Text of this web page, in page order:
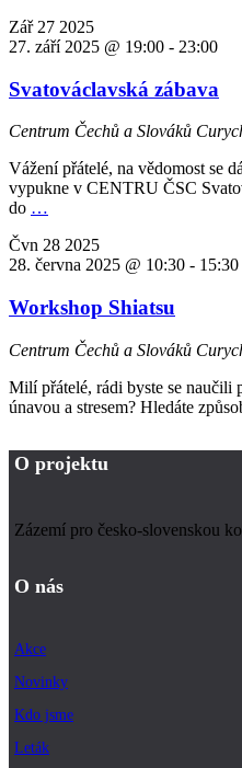
Zář 27 2025
27. září 2025 @ 19:00 - 23:00
Svatováclavská zábava
Centrum Čechů a Slováků
Vážení přátelé, na vědomost se
vypukne v CENTRU ČSC
do …
Čvn 28 2025
28. června 2025 @ 10:30 - 15:30
Workshop Shiatsu
Centrum Čechů a Slováků
Milí přátelé, rádi byste se naučili
únavou a stresem? Hledáte
O projektu
Zázemí pro česko-slovenskou
O nás
Akce
Novinky
Kdo jsme
Leták